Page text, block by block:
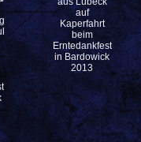
auf
Kaperfahrt
beim
Erntedankfest
in Bardowick
2013